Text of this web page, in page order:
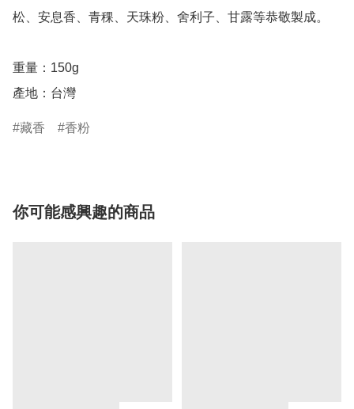
松、安息香、青稞、天珠粉、舍利子、甘露等恭敬製成。
重量：150g
產地：台灣
藏香 香粉
你可能感興趣的商品